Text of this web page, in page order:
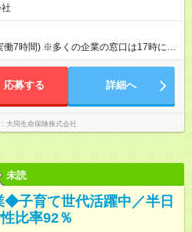
働7時間) ※多くの企業の窓口は17時に閉
営業はありません。定時に退社する社
17：00（休憩1時間）。資格獲得のた
応募する 詳細へ
大同生命保険株式会社
未読
◆子育て世代活躍中／半日
比率92％